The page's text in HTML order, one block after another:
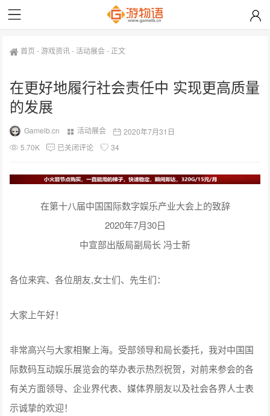
首页 -游戏资讯-活动展会- 正文
在更好地履行社会责任中 实现更高质量
的发展
Gameib.cn 活动展会
2020年7月31日
5.70K
已关闭评论 34
在第十八届中国国际数字娱乐产业大会上的致辞
2020年7月30日
中宣部出版局副局长 冯士新
各位来宾、各位朋友,女士们、先生们：
大家上午好！
非常高兴与大家相聚上海。受部领导和局长委托，我对中国国
际数码互动娱乐展览会的举办表示热烈祝贺，对前来参会的各
有关方面领导、企业界代表、媒体界朋友以及社会各界人士表
示诚挚的欢迎！